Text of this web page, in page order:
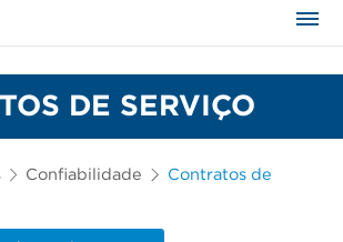
DE SERVIÇO
Confiabilidade
Contratos de